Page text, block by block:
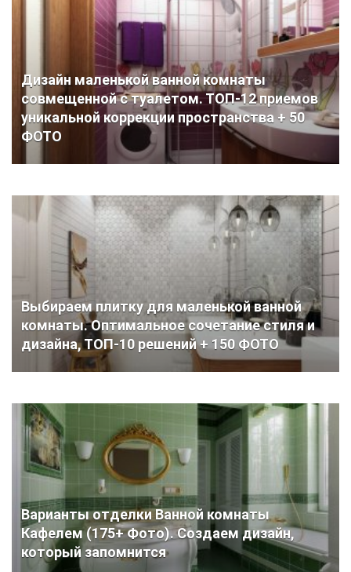
Дизайн маленькой ванной комнаты
совмещенной с туалетом. ТОП-12 приемов
уникальной коррекции пространства + 50
ФОТО
Выбираем плитку для маленькой ванной
комнаты. Оптимальное сочетание стиля и
дизайна, ТОП-10 решений + 150 ФОТО
Варианты отделки Ванной комнаты
Кафелем (175+ Фото). Создаем дизайн,
который запомнится